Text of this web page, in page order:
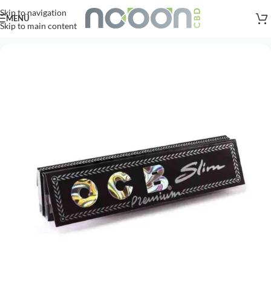
Skip to navigation
Skip to main content
Versandkostenfreie Lieferung nach AT, DE ab
MENÜ